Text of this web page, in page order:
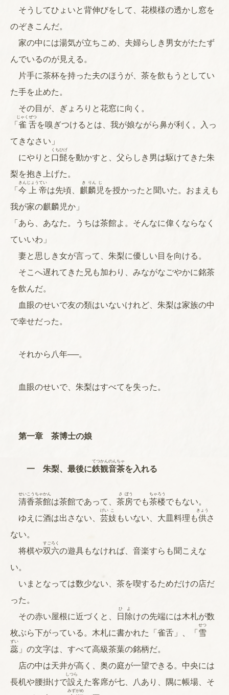
そうしてひょいと背伸びをして、花模様の透かし窓を
のぞきこんだ。
家の中には湯気が立ちこめ、夫婦らしき男女がたたず
んでいるのが見える。
片手に茶杯を持った夫のほうが、茶を飲もうとしてい
た手を止めた。
その目が、ぎょろりと花窓に向く。
「雀
じゃく
舌
ぜつ
を嗅ぎつけるとは、我が娘ながら鼻が利く。入っ
てきなさい」
にやりと 口
くち
髭
ひげ
を動かすと、父らしき男は駆けてきた朱
梨を抱き上げた。
「今
きん
上
じょう
帝
てい
は先頃、 麒
き
麟
りん
児
じ
を授かったと聞いた。おまえも
我が家の麒麟児か」
「あら、あなた。うちは茶館よ。そんなに偉くならなく
ていいわ」
妻と思しき女が言って、朱梨に優しい目を向ける。
そこへ遅れてきた兄も加わり、みながなごやかに銘茶
を飲んだ。
血眼のせいで友の類はいないけれど、朱梨は家族の中
で幸せだった。
それから八年──。
血眼のせいで、朱梨はすべてを失った。
第一章 茶博士の娘
一 朱梨、最後に鉄
てつ
観
かん
音
のん
茶
ちゃ
を入れる
清
せい
香
こう
茶
ちゃ
館
かん
は茶館であって、 茶
さ
房
ぼう
でも茶
ちゃ
楼
ろう
でもない。
ゆえに酒は出さない、 芸
げい
妓
こ
もいない、大皿料理も供
きょう
さ
ない。
将棋や双
すご
六
ろく
の遊具もなければ、音楽すらも聞こえな
い。
いまとなっては数少ない、茶を喫するためだけの店だ
った。
その赤い屋根に近づくと、 日
ひ
除
よ
けの先端には木札が数
枚ぶら下がっている。木札に書かれた「雀舌」、「雪
せつ
蕊
ずい
」の文字は、すべて高級茶葉の銘柄だ。
店の中は天井が高く、奥の庭が一望できる。中央には
長机や腰掛けで設
しつら
えた客席が七、八あり、隅に帳場、そ
みずがめ